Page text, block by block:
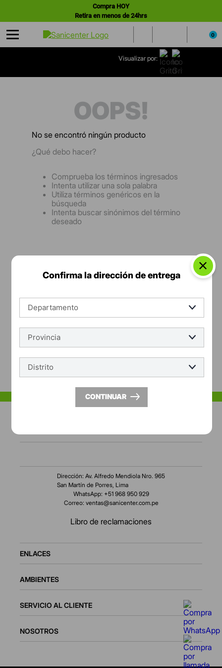
Compra HOY
Retira en menos de 24hrs
0
Visualizar por:
OOPS!
No se encontró ningún producto
¿Qué debo hacer?
Comprueba los términos ingresados
Intenta utilizar una sola palabra
Utiliza términos genéricos en la
búsqueda
Intenta buscar sinónimos del término
deseado
Tendencias, catálogos y consejos para tu hogar.
SUSCRÍBETE
Acepto los Términos y Condiciones y la Política de protección de
datos personales
Dirección: Av. Alfredo Mendiola Nro. 965
San Martín de Porres, Lima
WhatsApp: +51 968 950 929
Correo: ventas@sanicenter.com.pe
Libro de reclamaciones
ENLACES
AMBIENTES
SERVICIO AL CLIENTE
NOSOTROS
Confirma la dirección de entrega
CONTINUAR